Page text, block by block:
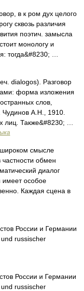
в к ром дух целого
сквозь различия
поэтич. замысла
монологу и
тогда&#8230; …
dialogos). Разговор
форма изложения
слов,
Чудинов А.Н., 1910.
лиц. Также&#8230; …
смысле
обмен
диалог
особое
Каждая сцена в
России и Германии
russischer
России и Германии
russischer